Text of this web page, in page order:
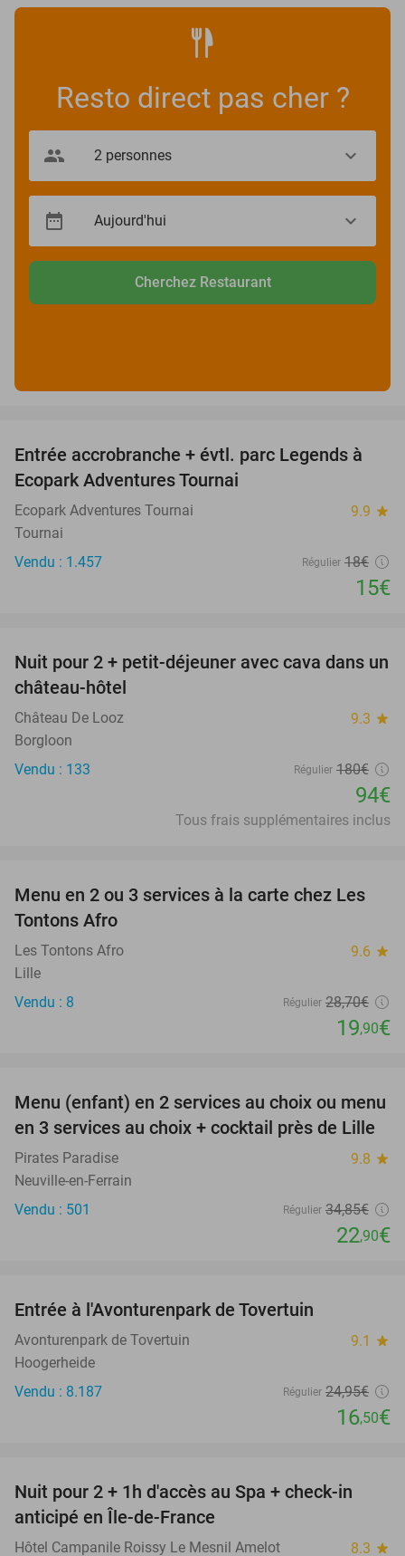
Resto direct pas cher ?
Cherchez Restaurant
17%
Entrée accrobranche + évtl. parc Legends à
Ecopark Adventures Tournai
Ecopark Adventures Tournai 9.9 star
Tournai
Vendu : 1.457
Régulier 18€
15€
48%
Nuit pour 2 + petit-déjeuner avec cava dans un
château-hôtel
Château De Looz 9.3 star
Borgloon
Vendu : 133
Régulier 180€
94€
Tous frais supplémentaires inclus
31%
Menu en 2 ou 3 services à la carte chez Les
Tontons Afro
Les Tontons Afro 9.6 star
Lille
Vendu : 8
Régulier 28,70€
19,90€
34%
Menu (enfant) en 2 services au choix ou menu
en 3 services au choix + cocktail près de Lille
Pirates Paradise 9.8 star
Neuville-en-Ferrain
Vendu : 501
Régulier 34,85€
22,90€
Entrée à l'Avonturenpark de Tovertuin
Avonturenpark de Tovertuin 9.1 star
Hoogerheide
Vendu : 8.187
Régulier 24,95€
16,50€
42%
Nuit pour 2 + 1h d'accès au Spa + check-in
anticipé en Île-de-France
Hôtel Campanile Roissy Le Mesnil Amelot 8.3 star